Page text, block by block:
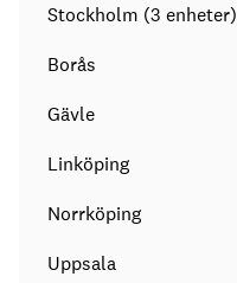
Stockholm (3 enheter)
Borås
Gävle
Linköping
Norrköping
Uppsala